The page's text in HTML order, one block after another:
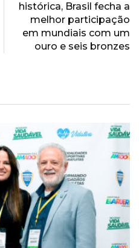
histórica, Brasil fecha a
melhor participação
em mundiais com um
ouro e seis bronzes